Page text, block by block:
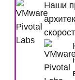
Наши